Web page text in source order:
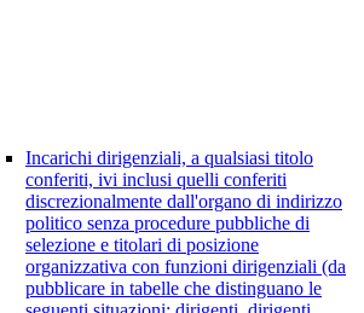
Incarichi dirigenziali, a qualsiasi titolo
conferiti, ivi inclusi quelli conferiti
discrezionalmente dall'organo di indirizzo
politico senza procedure pubbliche di
selezione e titolari di posizione
organizzativa con funzioni dirigenziali (da
pubblicare in tabelle che distinguano le